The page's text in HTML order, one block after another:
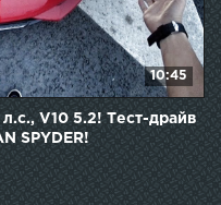
10:45
V10 5.2! Тест-драйв
SPYDER!